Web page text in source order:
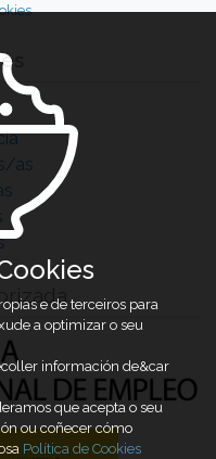
as
e de terceiros para
a optimizar o seu
información de&car
que acepta o seu
ou coñecer cómo
Política de Cookies